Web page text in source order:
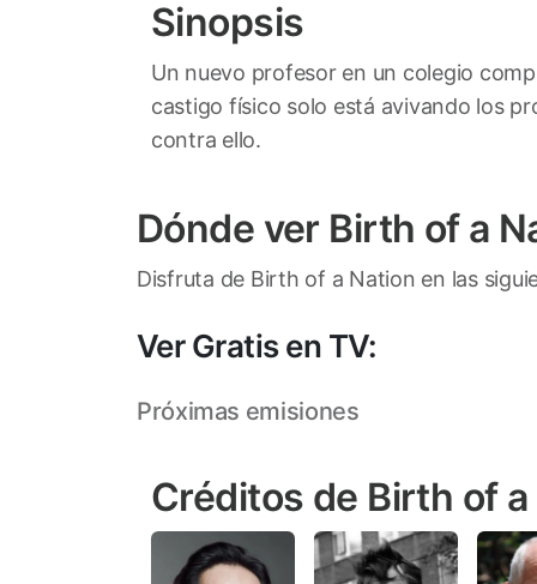
Sinopsis
Un nuevo profesor en un colegio
castigo físico solo está avivando los
contra ello.
Dónde ver Birth of a
Disfruta de Birth of a Nation en las
Ver Gratis en TV:
Próximas emisiones
Créditos de Birth of